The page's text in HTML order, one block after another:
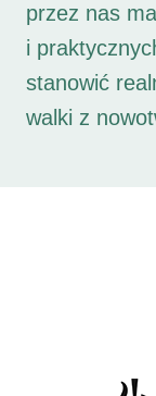
przez nas
i
stanowić
walki z